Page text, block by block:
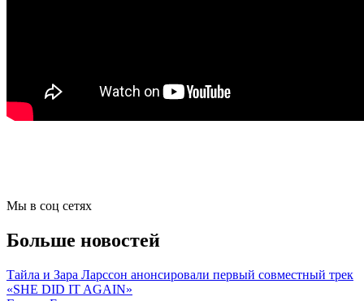
Мы в соц сетях
Больше новостей
Тайла и Зара Ларссон анонсировали первый совместный трек
«SHE DID IT AGAIN»